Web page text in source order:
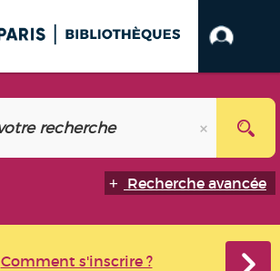
Recherche avancée
Comment s'inscrire ?